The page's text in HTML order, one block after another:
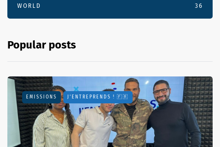
WORLD 36
Popular posts
EMISSIONS J'ENTREPRENDS ! 🇫🇷